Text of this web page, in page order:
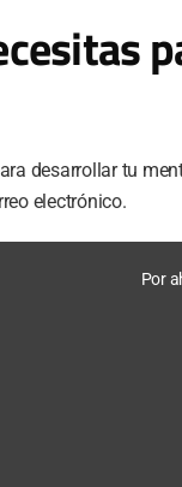
desarrollar tu
electrónico.
Por